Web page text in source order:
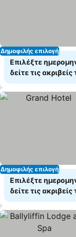
Δημοφιλής επιλογή
Επιλέξτε
δείτε τις ακριβείς
Δημοφιλής επιλογή
Επιλέξτε
δείτε τις ακριβείς